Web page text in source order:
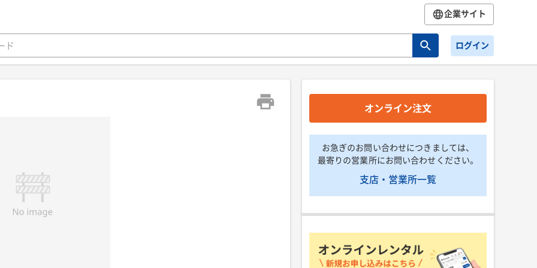
企業サイト
ログイン
オンライン注文
お急ぎのお問い合わせにつきましては、
最寄りの営業所にお問い合わせください。
支店・営業所一覧